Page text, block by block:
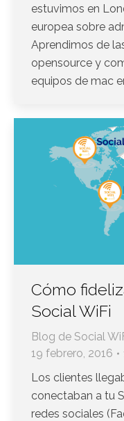
estuvimos en
europea sobre
Aprendimos de
opensource y
equipos de mac
Cómo
Social WiFi
Blog de Social
19 febrero, 2016
Los clientes
conectaban a tu
redes sociales